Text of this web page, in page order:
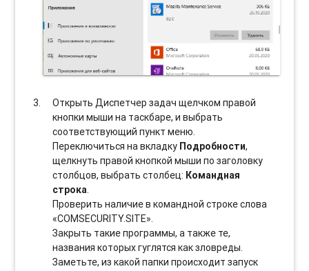
Открыть Диспетчер задач щелчком правой
кнопки мыши на таскбаре, и выбрать
соотвeтствующий пункт меню.
Переключиться на вкладку Подробности,
щелкнуть правой кнопкой мыши по заголовку
столбцов, выбрать столбец: Командная
строка.
Проверить наличие в командной строке слова
«COMSECURITY.SITE».
Закрыть такие программы, а также те,
названия которых гуглятся как зловреды.
Заметьте, из какой папки происходит запуск